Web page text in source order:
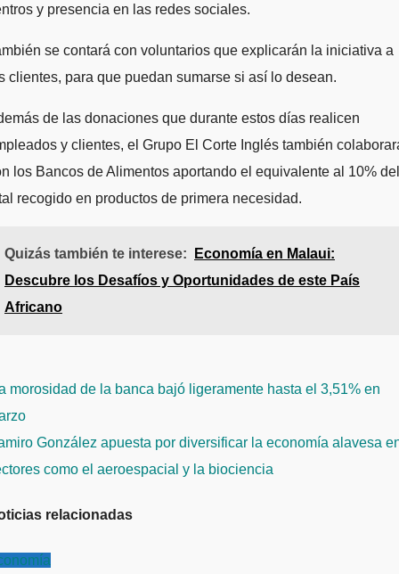
y presencia en las redes sociales.
se contará con voluntarios que explicarán la iniciativa a
clientes, para que puedan sumarse si así lo desean.
de las donaciones que durante estos días realicen
y clientes, el Grupo El Corte Inglés también
los Bancos de Alimentos aportando el equivalente al 10% del
recogido en productos de primera necesidad.
Quizás también te interese:
Economía en Malaui:
Descubre los Desafíos y Oportunidades de este País
Africano
morosidad de la banca bajó ligeramente hasta el 3,51% en
González apuesta por diversificar la economía alavesa
como el aeroespacial y la biociencia
relacionadas